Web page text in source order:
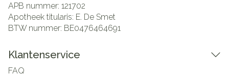
APB nummer: 121702
Apotheek titularis: E. De Smet
BTW nummer: BE0476464691
Klantenservice
FAQ